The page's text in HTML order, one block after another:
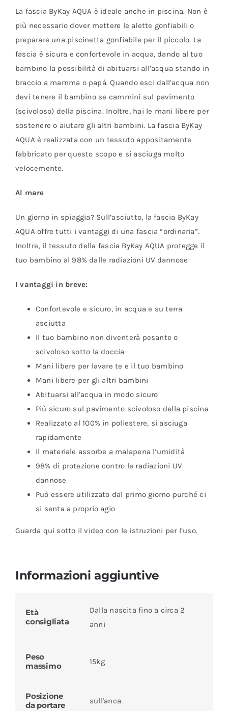
La fascia ByKay AQUA è ideale anche in piscina. Non è
più necessario dover mettere le alette gonfiabili o
preparare una piscinetta gonfiabile per il piccolo. La
fascia è sicura e confortevole in acqua, dando al tuo
bambino la possibilità di abituarsi all’acqua stando in
braccio a mamma o papà. Quando esci dall’acqua non
devi tenere il bambino se cammini sul pavimento
(scivoloso) della piscina. Inoltre, hai le mani libere per
sostenere o aiutare gli altri bambini. La fascia ByKay
AQUA è realizzata con un tessuto appositamente
fabbricato per questo scopo e si asciuga molto
velocemente.
Al mare
Un giorno in spiaggia? Sull’asciutto, la fascia ByKay
AQUA offre tutti i vantaggi di una fascia “ordinaria”.
Inoltre, il tessuto della fascia ByKay AQUA protegge il
tuo bambino al 98% dalle radiazioni UV dannose
I vantaggi in breve:
Confortevole e sicuro, in acqua e su terra
asciutta
Il tuo bambino non diventerà pesante o
scivoloso sotto la doccia
Mani libere per lavare te e il tuo bambino
Mani libere per gli altri bambini
Abituarsi all’acqua in modo sicuro
Più sicuro sul pavimento scivoloso della piscina
Realizzato al 100% in poliestere, si asciuga
rapidamente
Il materiale assorbe a malapena l’umidità
98% di protezione contro le radiazioni UV
dannose
Può essere utilizzato dal primo giorno purché ci
si senta a proprio agio
Guarda qui sotto il video con le istruzioni per l’uso.
Informazioni aggiuntive
Età
consigliata
Dalla nascita fino a circa 2
anni
Peso
massimo
15kg
Posizione
da portare
sull'anca